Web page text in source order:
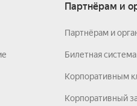
Партнёрам и
Партнёрам и
Билетная
Корпоративным
Корпоративный